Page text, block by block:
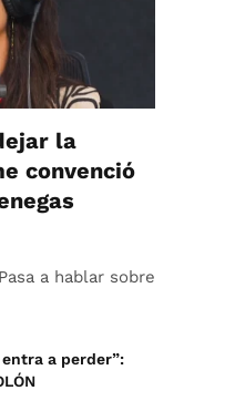
la
convenció
a hablar sobre
entra a perder”: